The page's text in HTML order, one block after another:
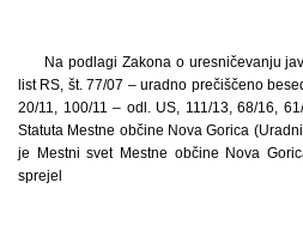
Na podlagi Zakona o uresničevanju
list RS, št. 77/07 – uradno prečiščeno
20/11, 100/11 – odl. US, 111/13, 68/16,
Statuta Mestne občine Nova Gorica
je Mestni svet Mestne občine Nova
sprejel